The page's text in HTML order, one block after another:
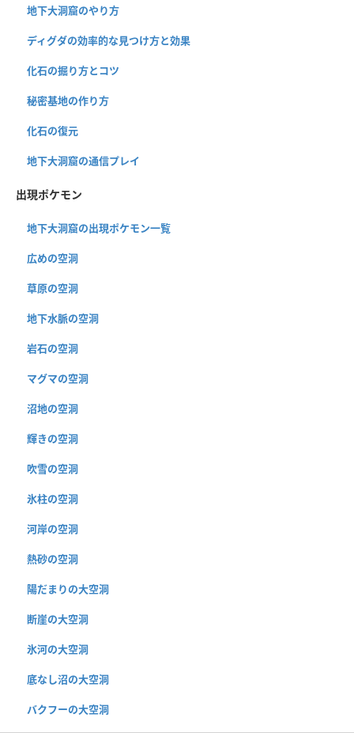
地下大洞窟のやり方
ディグダの効率的な見つけ方と効果
化石の掘り方とコツ
秘密基地の作り方
化石の復元
地下大洞窟の通信プレイ
出現ポケモン
地下大洞窟の出現ポケモン一覧
広めの空洞
草原の空洞
地下水脈の空洞
岩石の空洞
マグマの空洞
沼地の空洞
輝きの空洞
吹雪の空洞
氷柱の空洞
河岸の空洞
熱砂の空洞
陽だまりの大空洞
断崖の大空洞
氷河の大空洞
底なし沼の大空洞
バクフーの大空洞